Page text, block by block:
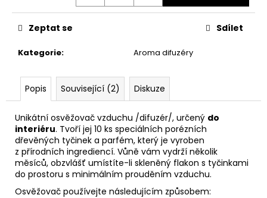
Kategorie: Aroma difuzéry
Zeptat se Sdílet
Popis Související (2) Diskuze
Unikátní osvěžovač vzduchu /difuzér/, určený do
interiéru. Tvoří jej 10 ks speciálních porézních
dřevěných tyčinek a parfém, který je vyroben
z přírodních ingrediencí. Vůně vám vydrží několik
měsíců, obzvlášť umístíte-li skleněný flakon s tyčinkami
do prostoru s minimálním prouděním vzduchu.
Osvěžovač používejte následujícím způsobem:
r
u
č
u
e
AREON
PERFUME
-
BLACK
CRYSTAL
35ML